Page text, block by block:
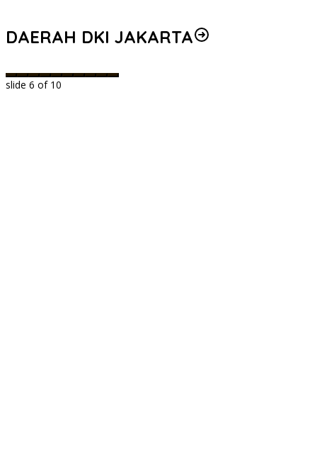
DAERAH DKI JAKARTA
slide 6 of 10